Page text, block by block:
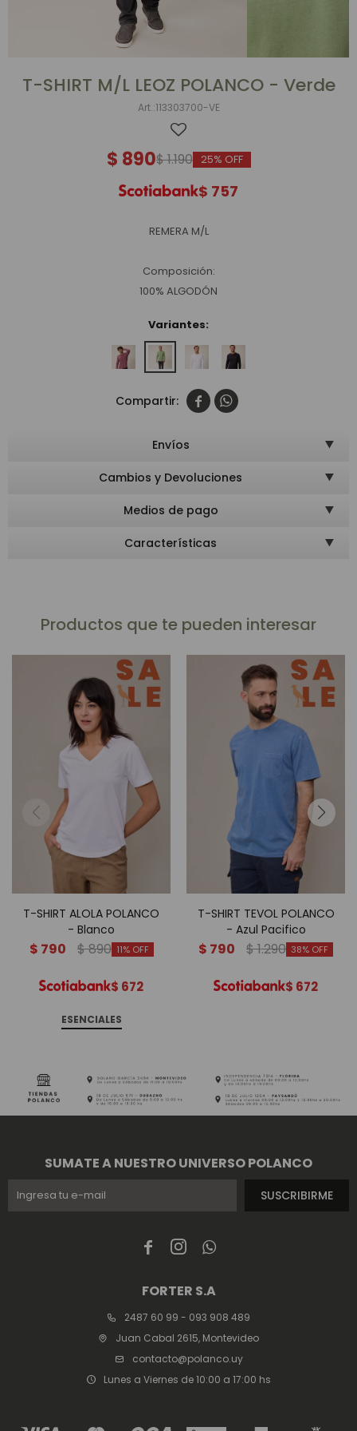
T-SHIRT M/L LEOZ POLANCO - Verde
113303700-VE
$ 890$1.190 25
$ 757
REMERA M/L
Composición:
100% ALGODÓN
Variantes:
 
Envíos
Cambios y Devoluciones
Medios de pago
Características
Productos que te pueden interesar
T-SHIRT ALOLA POLANCO
- Blanco
$ 790 $890 11
$ 672
ESENCIALES
T-SHIRT TEVOL POLANCO
- Azul Pacifico
$ 790 $1.290 38
$ 672
  
FORTER S.A
2487 60 99 - 093 908 489
Juan Cabal 2615, Montevideo
contacto@polanco.uy
Lunes a Viernes de 10:00 a 17:00 hs
SUMATE A NUESTRO UNIVERSO POLANCO
SUSCRIBIRME